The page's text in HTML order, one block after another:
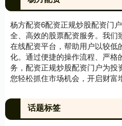
杨方配资6配资正规炒股配资门
全、高效的股票配资服务。我们
在线配资平台，帮助用户以较低
化。通过便捷的操作流程、严格
务，配资正规炒股配资门户为投
您轻松抓住市场机会，开启财富
话题标签